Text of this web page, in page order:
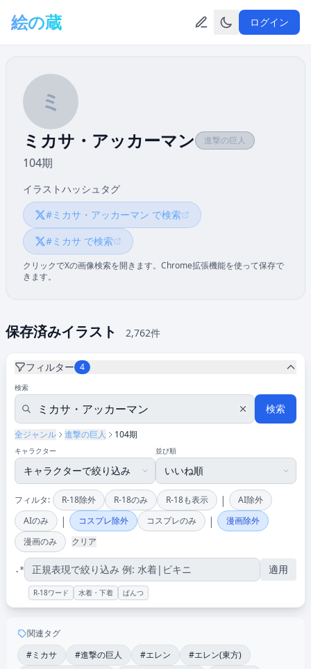
絵の蔵 ログイン
ミ
ミカサ・アッカーマン 進撃の巨人
104期
イラストハッシュタグ
#ミカサ・アッカーマン で検索
#ミカサ で検索
クリックでXの画像検索を開きます。Chrome拡張機能を使って保存で
きます。
保存済みイラスト 2,762件
フィルター 4
検索
検索
全ジャンル 進撃の巨人 104期
キャラクター 並び順
フィルタ: R-18除外 R-18のみ R-18も表示 |
AI除外
AIのみ
| コスプレ除外 コスプレのみ |
漫画除外
漫画のみ
クリア
.* 適用
R-18ワード 水着・下着 ぱんつ
関連タグ
#ミカサ
#進撃の巨人 #エレン
#エレン(東方)